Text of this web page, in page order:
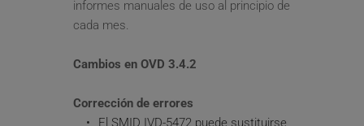
informes manuales de uso al principio de
cada mes.
Cambios en OVD 3.4.2
Corrección de errores
El SMID IVD-5472 puede sustituirse